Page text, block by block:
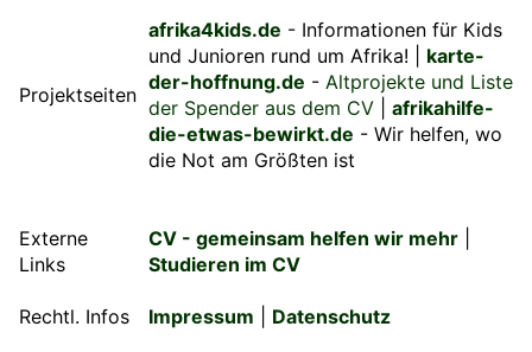
Projektseiten
afrika4kids.de - Informationen für Kids
und Junioren rund um Afrika! | karte-
der-hoffnung.de - Altprojekte und Liste
der Spender aus dem CV
afrikahilfe-
die-etwas-bewirkt.de - Wir helfen, wo
die Not am Größten ist
Externe
Links
CV - gemeinsam helfen wir mehr
Studieren im CV
Rechtl. Infos Impressum Datenschutz